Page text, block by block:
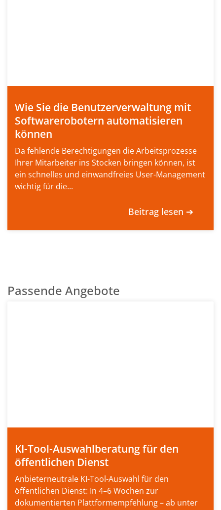
Wie Sie die Benutzerverwaltung mit
Softwarerobotern automatisieren
können
Da fehlende Berechtigungen die Arbeitsprozesse
Ihrer Mitarbeiter ins Stocken bringen können, ist
ein schnelles und einwandfreies User-Management
wichtig für die...
Beitrag lesen ➔
Passende Angebote
KI-Tool-Auswahlberatung für den
öffentlichen Dienst
Anbieterneutrale KI-Tool-Auswahl für den
öffentlichen Dienst: In 4–6 Wochen zur
dokumentierten Plattformempfehlung – ab unter